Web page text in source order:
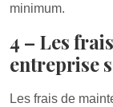
minimum.
4 – Les
entreprise
Les frais de